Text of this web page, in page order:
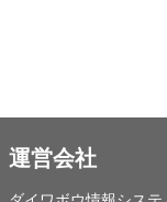
運営会社